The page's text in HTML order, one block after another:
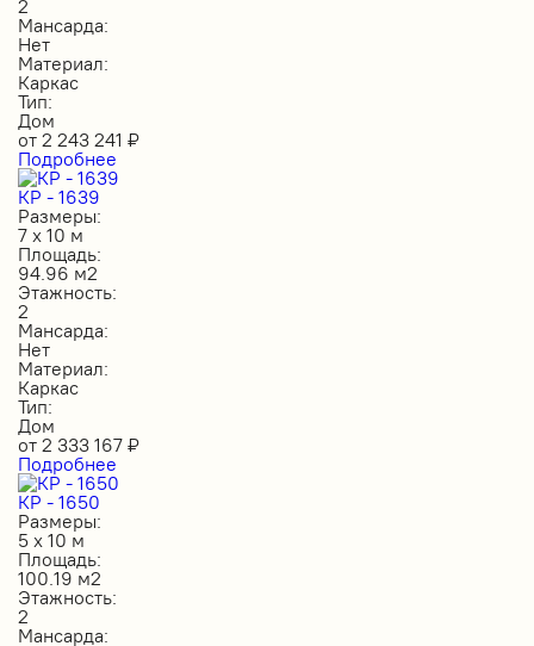
2
Мансарда:
Нет
Материал:
Каркас
Тип:
Дом
от 2 243 241 ₽
Подробнее
КР - 1639
Размеры:
7 х 10 м
Площадь:
94.96 м2
Этажность:
2
Мансарда:
Нет
Материал:
Каркас
Тип:
Дом
от 2 333 167 ₽
Подробнее
КР - 1650
Размеры:
5 х 10 м
Площадь:
100.19 м2
Этажность:
2
Мансарда: